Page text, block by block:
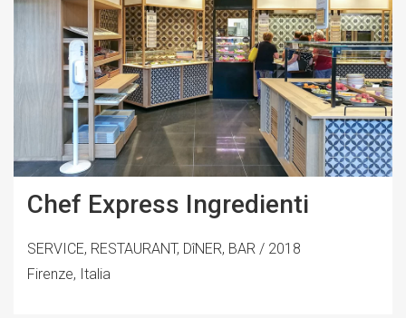
Chef Express Ingredienti
SERVICE, RESTAURANT, DîNER, BAR / 2018
Firenze, Italia